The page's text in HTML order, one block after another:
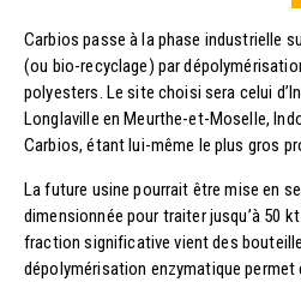
Carbios passe à la phase industrielle
(ou bio-recyclage) par
polyesters. Le site choisi sera celui
Longlaville en Meurthe-et-Moselle,
Carbios, étant lui-même le plus gros
La future usine pourrait être mise en
dimensionnée pour traiter jusqu’à 50
fraction significative vient des
dépolymérisation enzymatique permet